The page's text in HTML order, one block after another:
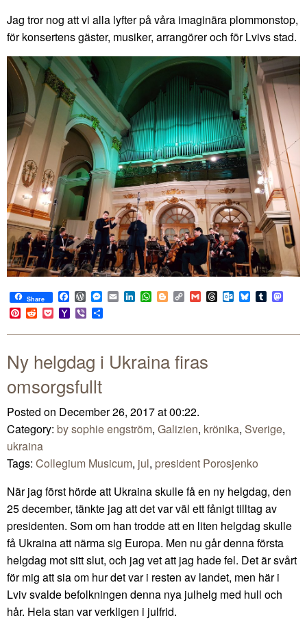
Jag tror nog att vi alla lyfter på våra imaginära plommonstop,
för konsertens gäster, musiker, arrangörer och för Lvivs stad.
Share Facebook
WordPress
Messenger
EmailLinkedIn
WhatsApp
BloggerCopy
Link
GmailThreadsOutlook.com
BlueskyTumblr
Pinterest
RedditPocketYahoo
Mail
Viber
Ny helgdag i Ukraina firas
omsorgsfullt
Posted on December 26, 2017 at 00:22.
Category: by sophie engström, Galizien, krönika, Sverige,
ukraina
Tags: Collegium Musicum, jul, president Porosjenko
När jag först hörde att Ukraina skulle få en ny helgdag, den
25 december, tänkte jag att det var väl ett fånigt tilltag av
presidenten. Som om han trodde att en liten helgdag skulle
få Ukraina att närma sig Europa. Men nu går denna första
helgdag mot sitt slut, och jag vet att jag hade fel. Det är svårt
för mig att sia om hur det var i resten av landet, men här i
Lviv svalde befolkningen denna nya julhelg med hull och
hår. Hela stan var verkligen i julfrid.